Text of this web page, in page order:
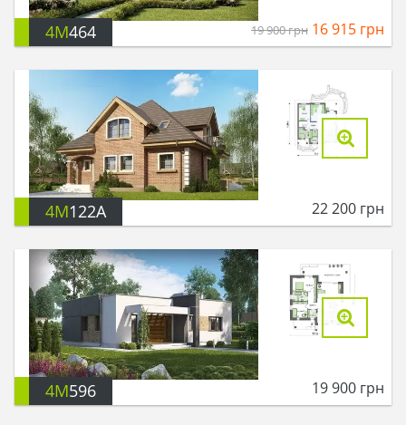
4M464 19 900грн 16 915 грн
4M122A 22 200 грн
4M596 19 900 грн